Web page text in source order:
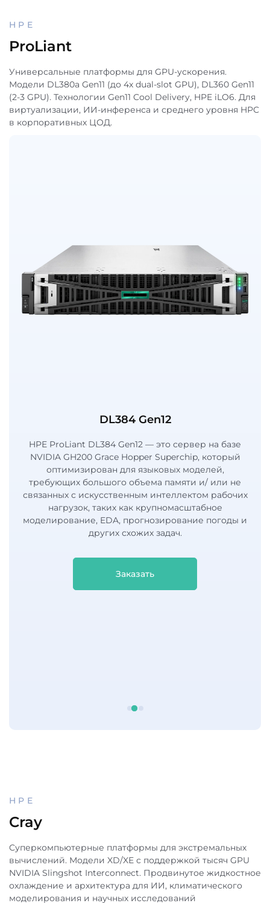
DL384 Gen12
HPE ProLiant DL384 Gen12 — это сервер на базе
NVIDIA GH200 Grace Hopper Superchip, который
оптимизирован для языковых моделей,
требующих большого объема памяти и/ или не
связанных с искусственным интеллектом рабочих
нагрузок, таких как крупномасштабное
моделирование, EDA, прогнозирование погоды и
других схожих задач.
Заказать
HPE
ProLiant
Универсальные платформы для GPU-ускорения.
Модели DL380a Gen11 (до 4x dual-slot GPU), DL360 Gen11
(2-3 GPU). Технологии Gen11 Cool Delivery, HPE iLO6. Для
виртуализации, ИИ-инференса и среднего уровня HPC
в корпоративных ЦОД.
HPE
Cray
Cуперкомпьютерные платформы для экстремальных
вычислений. Модели XD/XE с поддержкой тысяч GPU
NVIDIA Slingshot Interconnect. Продвинутое жидкостное
охлаждение и архитектура для ИИ, климатического
моделирования и научных исследований